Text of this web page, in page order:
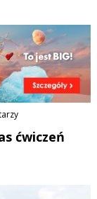
/
12
Reddit Share
ćwiczeń